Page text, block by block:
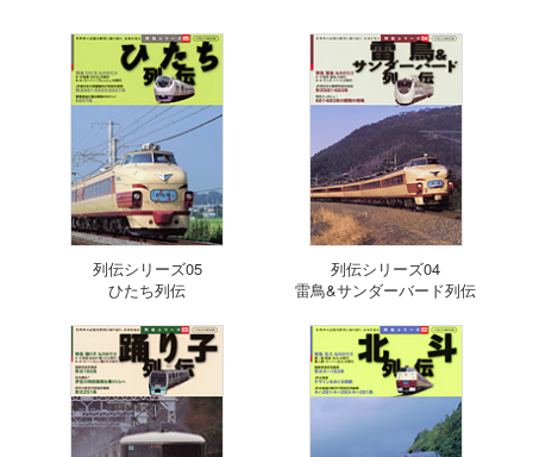
列伝シリーズ05
ひたち列伝
列伝シリーズ04
雷鳥&サンダーバード列伝